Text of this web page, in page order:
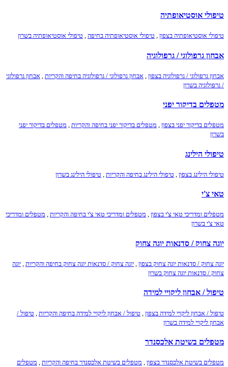
טיפולי אוסטיאופתיה
טיפולי אוסטיאופתיה בצפון , טיפולי אוסטיאופתיה בחיפה , טיפולי אוסטיאופתיה בשרון
אבחון גרפולוגי / גרפולוגיה
אבחון גרפולוגי / גרפולוגיה בצפון אבחון גרפולוגי / גרפולוגיה בחיפה והקריות
אבחון גרפולוגי
/ גרפולוגיה בשרון
מטפלים בדיקור יפני
מטפלים בדיקור יפני בצפון , מטפלים בדיקור יפני בחיפה והקריות , מטפלים בדיקור יפני
בשרון
טיפולי הילינג
טיפולי הילינג בצפון טיפולי הילינג בחיפה והקריות טיפולי הילינג בשרון
טאי צ'י
מטפלים ומדריכי טאי צ'י בצפון , מטפלים ומדריכי טאי צ'י בחיפה והקריות , מטפלים ומדריכי
טאי צ'י בשרון
יוגה צחוק / סדנאות יוגה צחוק
יוגה צחוק / סדנאות יוגה צחוק בצפון יוגה צחוק / סדנאות יוגה צחוק בחיפה והקריות
יוגה
צחוק / סדנאות יוגה צחוק בשרון
טיפול / אבחון ליקויי למידה
טיפול / אבחון ליקויי למידה בצפון טיפול / אבחון ליקויי למידה בחיפה והקריות
טיפול /
אבחון ליקויי למידה בשרון
מטפלים בשיטת אלכסנדר
מטפלים בשיטת אלכסנדר בצפון , מטפלים בשיטת אלכסנדר בחיפה והקריות , מטפלים